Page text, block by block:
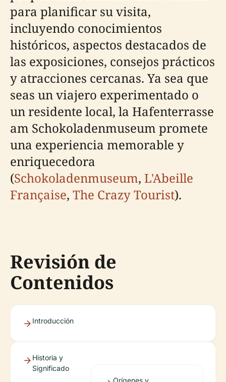
para planificar su visita,
incluyendo conocimientos
históricos, aspectos destacados de
las exposiciones, consejos prácticos
y atracciones cercanas. Ya sea que
seas un viajero experimentado o
un residente local, la Hafenterrasse
am Schokoladenmuseum promete
una experiencia memorable y
enriquecedora
(Schokoladenmuseum, L'Abeille
Française, The Crazy Tourist).
Revisión de
Contenidos
Introducción
Historia y
Significado
Orígenes y